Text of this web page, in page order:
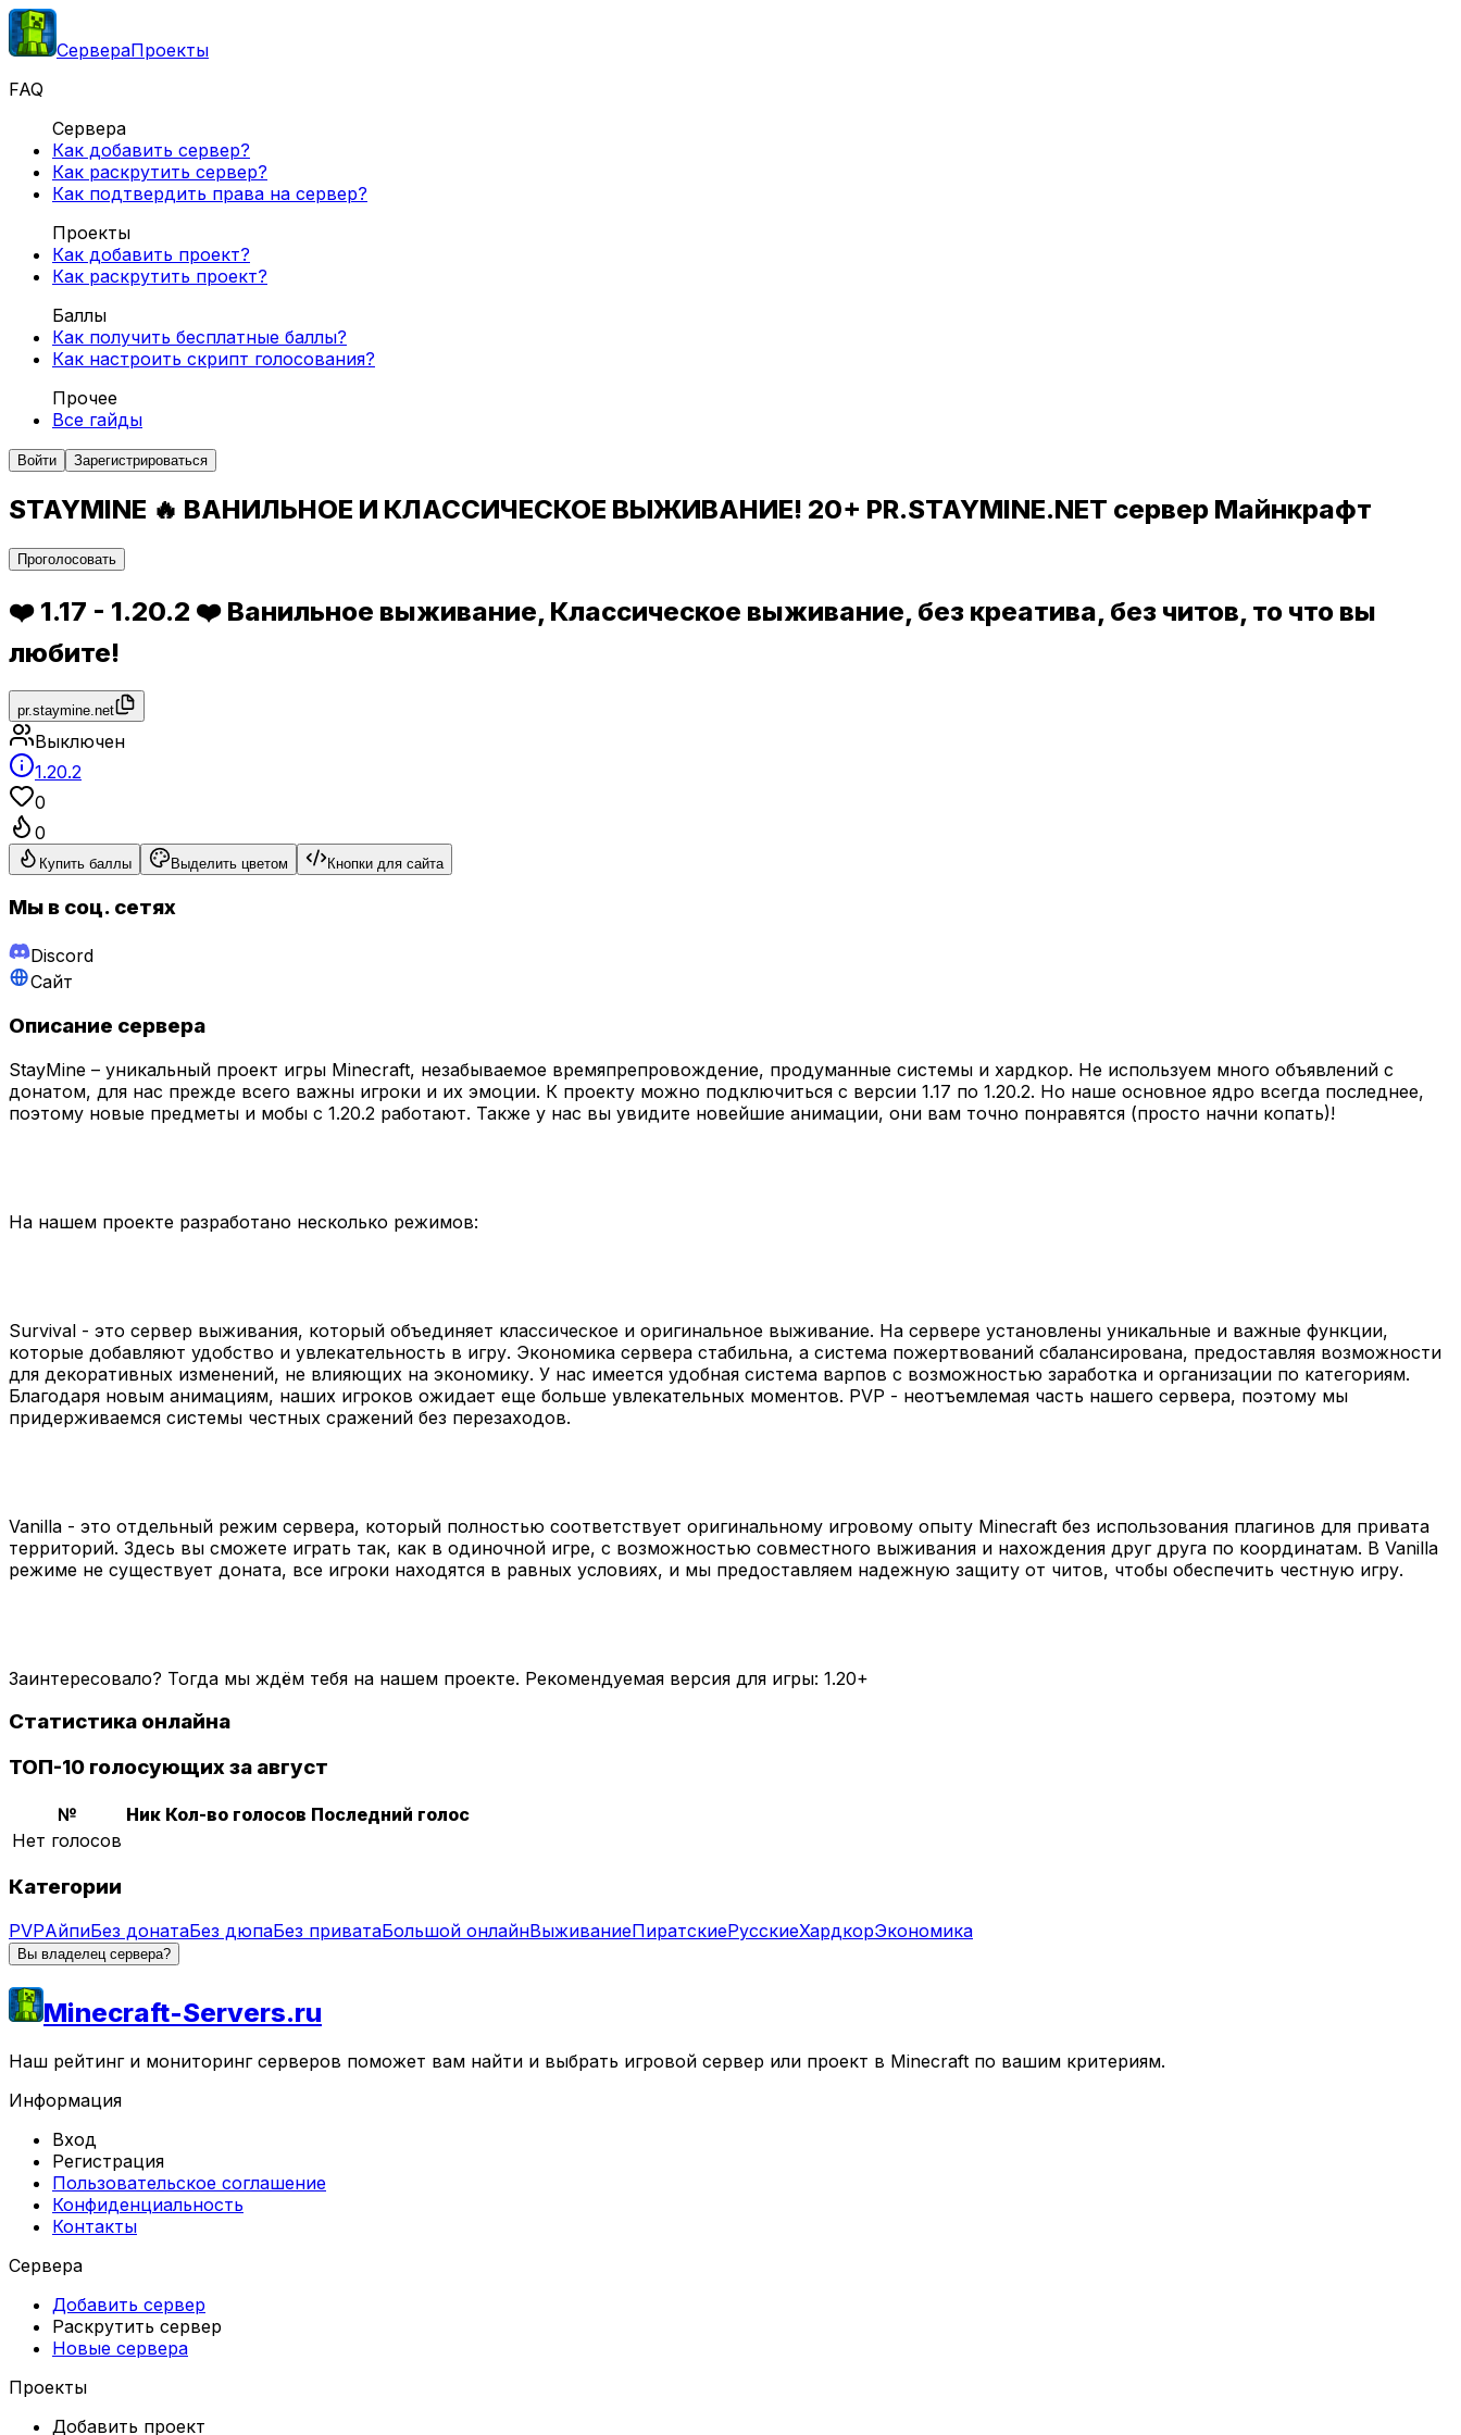
СервераПроекты
FAQ
Сервера
Как добавить сервер?
Как раскрутить сервер?
Как подтвердить права на сервер?
Проекты
Как добавить проект?
Как раскрутить проект?
Баллы
Как получить бесплатные баллы?
Как настроить скрипт голосования?
Прочее
Все гайды
Войти Зарегистрироваться
STAYMINE 🔥 ВАНИЛЬНОЕ И КЛАССИЧЕСКОЕ ВЫЖИВАНИЕ! 20+ PR.STAYMINE.NET сервер Майнкрафт
Проголосовать
❤️ 1.17 - 1.20.2 ❤️ Ванильное выживание, Классическое выживание, без креатива, без читов, то что вы
любите!
pr.staymine.net
Выключен
1.20.2
0
0
Купить баллы Выделить цветом Кнопки для сайта
Мы в соц. сетях
Discord
Сайт
Описание сервера
StayMine – уникальный проект игры Minecraft, незабываемое времяпрепровождение, продуманные системы и хардкор. Не используем много объявлений с
донатом, для нас прежде всего важны игроки и их эмоции. К проекту можно подключиться с версии 1.17 по 1.20.2. Но наше основное ядро всегда последнее,
поэтому новые предметы и мобы с 1.20.2 работают. Также у нас вы увидите новейшие анимации, они вам точно понравятся (просто начни копать)!
На нашем проекте разработано несколько режимов:
Survival - это сервер выживания, который объединяет классическое и оригинальное выживание. На сервере установлены уникальные и важные функции,
которые добавляют удобство и увлекательность в игру. Экономика сервера стабильна, а система пожертвований сбалансирована, предоставляя возможности
для декоративных изменений, не влияющих на экономику. У нас имеется удобная система варпов с возможностью заработка и организации по категориям.
Благодаря новым анимациям, наших игроков ожидает еще больше увлекательных моментов. PVP - неотъемлемая часть нашего сервера, поэтому мы
придерживаемся системы честных сражений без перезаходов.
Vanilla - это отдельный режим сервера, который полностью соответствует оригинальному игровому опыту Minecraft без использования плагинов для привата
территорий. Здесь вы сможете играть так, как в одиночной игре, с возможностью совместного выживания и нахождения друг друга по координатам. В Vanilla
режиме не существует доната, все игроки находятся в равных условиях, и мы предоставляем надежную защиту от читов, чтобы обеспечить честную игру.
Заинтересовало? Тогда мы ждём тебя на нашем проекте. Рекомендуемая версия для игры: 1.20+
Статистика онлайна
ТОП-10 голосующих за август
№ Ник Кол-во голосов Последний голос
Нет голосов
Категории
PVPАйпиБез донатаБез дюпаБез приватаБольшой онлайнВыживаниеПиратскиеРусскиеХардкорЭкономика
Вы владелец сервера?
Minecraft-Servers.ru
Наш рейтинг и мониторинг серверов поможет вам найти и выбрать игровой сервер или проект в Minecraft по вашим критериям.
Информация
Вход
Регистрация
Пользовательское соглашение
Конфиденциальность
Контакты
Сервера
Добавить сервер
Раскрутить сервер
Новые сервера
Проекты
Добавить проект